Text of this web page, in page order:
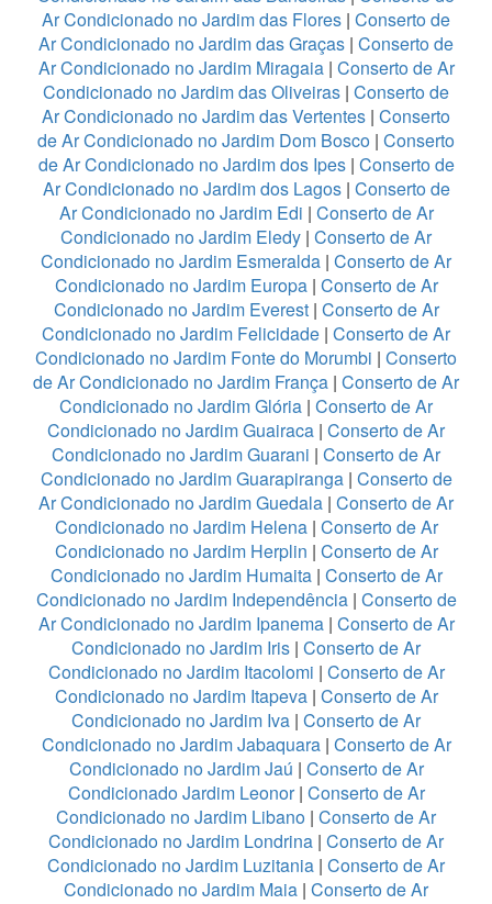
Ar Condicionado no Jardim das Flores | Conserto de
Ar Condicionado no Jardim das Graças | Conserto de
Ar Condicionado no Jardim Miragaia| Conserto de Ar
Condicionado no Jardim das Oliveiras | Conserto de
Ar Condicionado no Jardim das Vertentes | Conserto
de Ar Condicionado no Jardim Dom Bosco | Conserto
de Ar Condicionado no Jardim dos Ipes| Conserto de
Ar Condicionado no Jardim dos Lagos| Conserto de
Ar Condicionado no Jardim Edi | Conserto de Ar
Condicionado no Jardim Eledy | Conserto de Ar
Condicionado no Jardim Esmeralda | Conserto de Ar
Condicionado no Jardim Europa| Conserto de Ar
Condicionado no Jardim Everest| Conserto de Ar
Condicionado no Jardim Felicidade | Conserto de Ar
Condicionado no Jardim Fonte do Morumbi | Conserto
de Ar Condicionado no Jardim França | Conserto de Ar
Condicionado no Jardim Glória | Conserto de Ar
Condicionado no Jardim Guairaca | Conserto de Ar
Condicionado no Jardim Guarani | Conserto de Ar
Condicionado no Jardim Guarapiranga| Conserto de
Ar Condicionado no Jardim Guedala | Conserto de Ar
Condicionado no Jardim Helena| Conserto de Ar
Condicionado no Jardim Herplin | Conserto de Ar
Condicionado no Jardim Humaita| Conserto de Ar
Condicionado no Jardim Independência| Conserto de
Ar Condicionado no Jardim Ipanema| Conserto de Ar
Condicionado no Jardim Iris | Conserto de Ar
Condicionado no Jardim Itacolomi | Conserto de Ar
Condicionado no Jardim Itapeva| Conserto de Ar
Condicionado no Jardim Iva | Conserto de Ar
Condicionado no Jardim Jabaquara| Conserto de Ar
Condicionado no Jardim Jaú | Conserto de Ar
Condicionado Jardim Leonor| Conserto de Ar
Condicionado no Jardim Libano | Conserto de Ar
Condicionado no Jardim Londrina | Conserto de Ar
Condicionado no Jardim Luzitania | Conserto de Ar
Condicionado no Jardim Maia | Conserto de Ar